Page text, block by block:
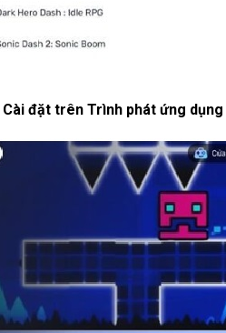
Cài đặt trên Trình phát ứng dụng